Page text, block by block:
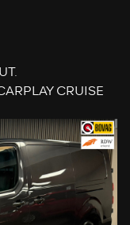
CRUISE